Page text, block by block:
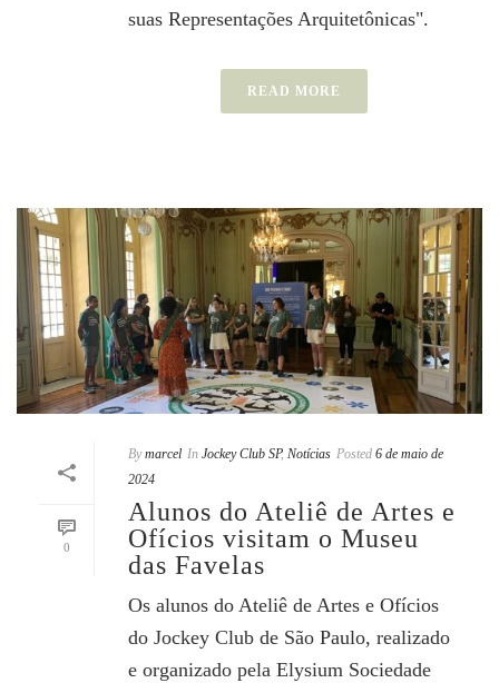
suas Representações Arquitetônicas".
READ MORE
0
By marcel In Jockey Club SP, Notícias Posted 6 de maio de
2024
Alunos do Ateliê de Artes e
Ofícios visitam o Museu
das Favelas
Os alunos do Ateliê de Artes e Ofícios
do Jockey Club de São Paulo, realizado
e organizado pela Elysium Sociedade